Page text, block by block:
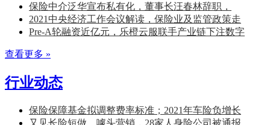
保险中介泛华宣布私有化，董事长汪春林辞职，
2021中央经济工作会议解读，保险业及监管政策走
Pre-A轮融资近亿元，乐橙云服联手产业链下注数字
查看更多 »
行业动态
保险保障基金拟调整费率标准；2021年车险负增长